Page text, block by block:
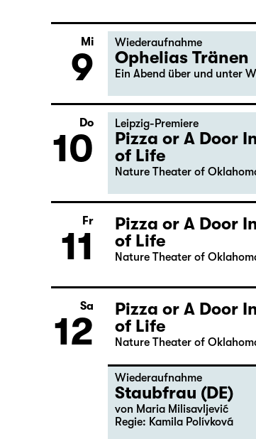
Mi
9
Wiederaufnahme
Ophelias Tränen
Ein Abend über und unter
Do
10
Leipzig-Premiere
Pizza or A Door
of Life
Nature Theater of
Fr
11
Pizza or A Door
of Life
Nature Theater of
Sa
12
Pizza or A Door
of Life
Nature Theater of
Wiederaufnahme
Staubfrau (DE)
von Maria Milisavljević
Regie: Kamila Polívková